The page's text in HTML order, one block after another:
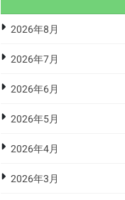
2026年8月
2026年7月
2026年6月
2026年5月
2026年4月
2026年3月